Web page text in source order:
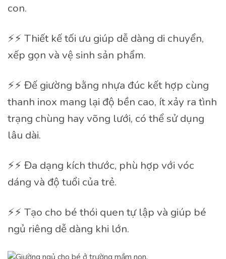
con.
⚡️⚡️ Thiết kế tối ưu giúp dễ dàng di chuyển,
xếp gọn và vệ sinh sản phẩm.
⚡️⚡️ Đế giường bằng nhựa đúc kết hợp cùng
thanh inox mang lại độ bền cao, ít xảy ra tình
trạng chùng hay võng lưới, có thể sử dụng
lâu dài.
⚡️⚡️ Đa dạng kích thước, phù hợp với vóc
dáng và độ tuổi của trẻ.
⚡️⚡️ Tạo cho bé thói quen tự lập và giúp bé
ngủ riêng dễ dàng khi lớn.